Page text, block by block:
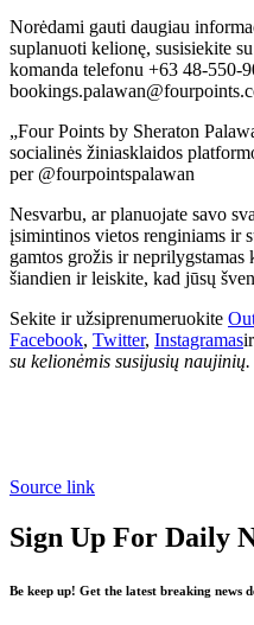
Norėdami gauti daugiau
suplanuoti kelionę, susisiekite
komanda telefonu +63 48-550-
„Four Points by Sheraton
socialinės žiniasklaidos
per @fourpointspalawan
Nesvarbu, ar planuojate savo
įsimintinos vietos renginiams ir
gamtos grožis ir
šiandien ir leiskite, kad jūsų
Sekite ir užsiprenumeruokite
Facebook, Twitter, Instagramasir
su kelionėmis susijusių naujinių.
Source link
Sign Up For Daily
Be keep up! Get the latest breaking news